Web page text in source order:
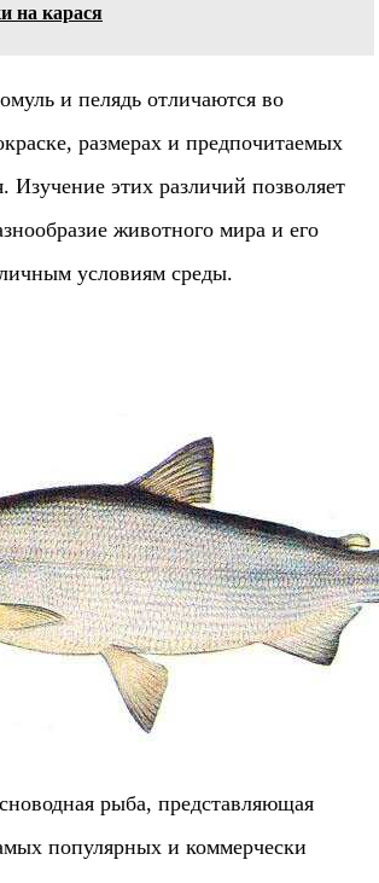
на карася
и пелядь отличаются во
размерах и предпочитаемых
Изучение этих различий позволяет
животного мира и его
условиям среды.
рыба, представляющая
популярных и коммерчески